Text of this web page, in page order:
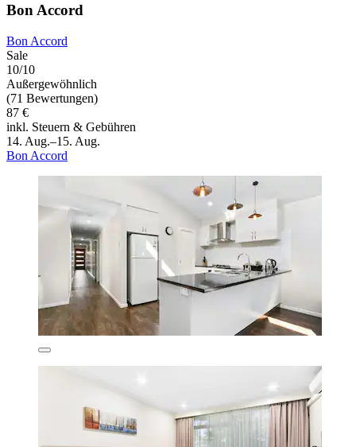
Bon Accord
Bon Accord
Sale
10/10
Außergewöhnlich
(71 Bewertungen)
87 €
inkl. Steuern & Gebühren
14. Aug.–15. Aug.
Bon Accord